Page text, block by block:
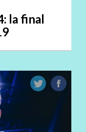
la final